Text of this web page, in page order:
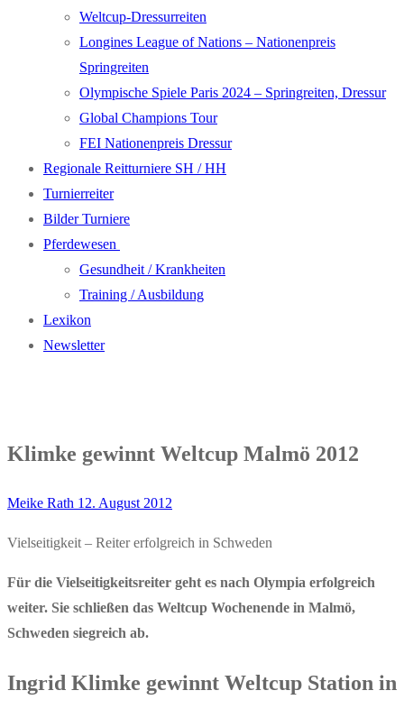
Weltcup-Dressurreiten
Longines League of Nations – Nationenpreis
Springreiten
Olympische Spiele Paris 2024 – Springreiten, Dressur
Global Champions Tour
FEI Nationenpreis Dressur
Regionale Reitturniere SH / HH
Turnierreiter
Bilder Turniere
Pferdewesen
Gesundheit / Krankheiten
Training / Ausbildung
Lexikon
Newsletter
Klimke gewinnt Weltcup Malmö 2012
Meike Rath 12. August 2012
Vielseitigkeit – Reiter erfolgreich in Schweden
Für die Vielseitigkeitsreiter geht es nach Olympia erfolgreich
weiter. Sie schließen das Weltcup Wochenende in Malmö,
Schweden siegreich ab.
Ingrid Klimke gewinnt Weltcup Station in